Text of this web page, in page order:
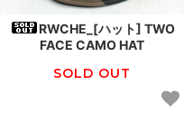
RWCHE_[ハット] TWO
FACE CAMO HAT
SOLD OUT